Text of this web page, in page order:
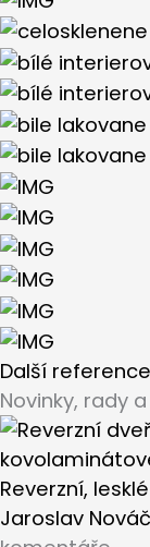
Další reference
Novinky, rady
Reverzní,
Jaroslav